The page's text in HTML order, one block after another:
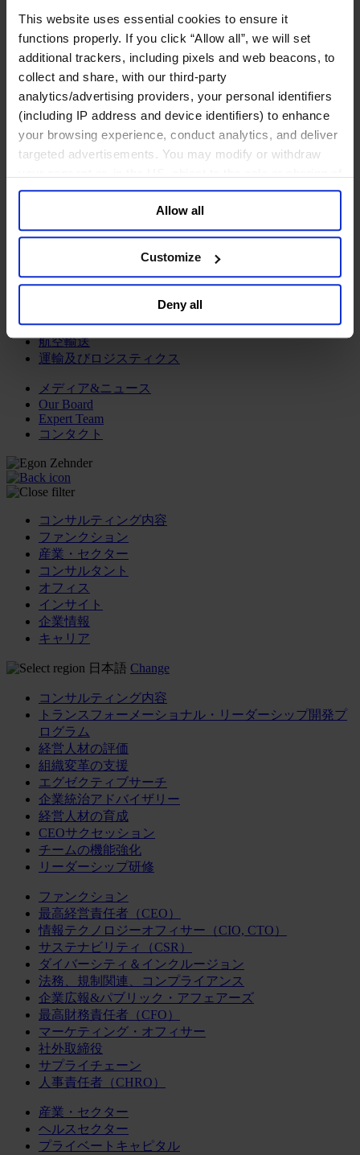
This website uses essential cookies to ensure it
functions properly. If you click “Allow all”, we will set
additional trackers, including pixels and web beacons, to
collect and share, with our third-party
analytics/advertising providers, your personal identifiers
(including IP address and device identifiers) to enhance
your browsing experience, conduct analytics, and deliver
targeted advertisements. You may modify or withdraw
your data for targeted advertising, by clicking “Do Not
Sell or Share My Personal Information” in the footer of
the website. You must opt-out of each device and each
browser. For additional information and retention terms
general collection and use of personal information see
Allow all
Customize
Deny all
金融サービス
アセットマネジメント
インフラ事業
ウェルスマネジメント
デジタル資産、暗号資産、Web3
プライベート・エクイティ
リスクマネジメント
保険
投資銀行及びマーケット
金融テクノロジー（フィンテック）
サービス
ビジネスサービス
プロフェッショナルサービス
ホスピタリティ、旅行・レジャー
不動産
航空輸送
運輸及びロジスティクス
メディア&ニュース
Our Board
Expert Team
コンタクト
コンサルティング内容
ファンクション
産業・セクター
コンサルタント
オフィス
インサイト
企業情報
キャリア
日本語 Change
コンサルティング内容
トランスフォーメーショナル・リーダーシップ開発プ
ログラム
経営人材の評価
組織変革の支援
エグゼクティブサーチ
企業統治アドバイザリー
経営人材の育成
CEOサクセッション
チームの機能強化
リーダーシップ研修
ファンクション
最高経営責任者（CEO）
情報テクノロジーオフィサー（CIO, CTO）
サステナビリティ（CSR）
ダイバーシティ＆インクルージョン
法務、規制関連、コンプライアンス
企業広報&パブリック・アフェアーズ
最高財務責任者（CFO）
マーケティング・オフィサー
社外取締役
サプライチェーン
人事責任者（CHRO）
産業・セクター
ヘルスセクター
プライベートキャピタル